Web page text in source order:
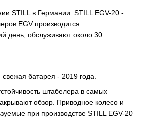
STILL в Германии. STILL EGV-20 -
EGV производится
день, обслуживают около 30
батарея - 2019 года.
штабелера в самых
обзор. Приводное колесо и
при производстве STILL EGV-20